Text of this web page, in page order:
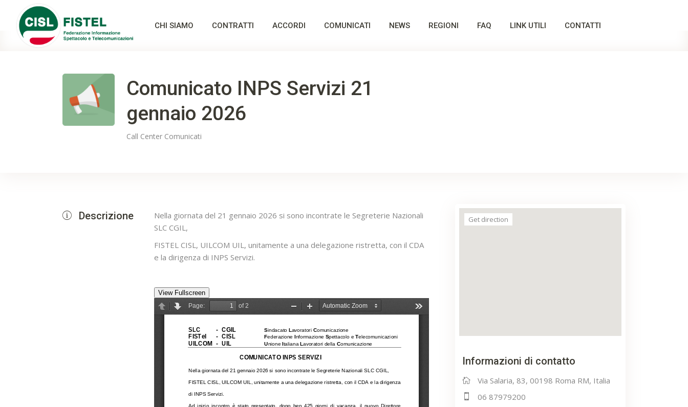
CHI SIAMO CONTRATTI ACCORDI COMUNICATI NEWS REGIONI FAQ LINK UTILI CONTATTI
Comunicato INPS Servizi 21
gennaio 2026
Call Center Comunicati
Descrizione
Nella giornata del 21 gennaio 2026 si sono incontrate le Segreterie Nazionali
SLC CGIL,
FISTEL CISL, UILCOM UIL, unitamente a una delegazione ristretta, con il CDA
e la dirigenza di INPS Servizi.
View Fullscreen
Get direction
Informazioni di contatto
Via Salaria, 83, 00198 Roma RM, Italia
06 87979200